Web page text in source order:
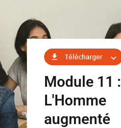
Télécharger
Module 11 :
L'Homme
augmenté